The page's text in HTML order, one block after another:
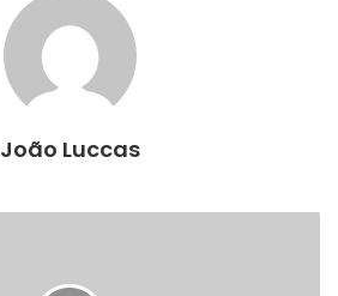
João Luccas